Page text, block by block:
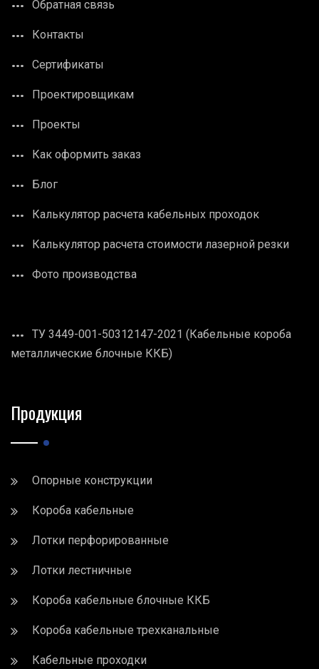
Обратная связь
Контакты
Сертификаты
Проектировщикам
Проекты
Как оформить заказ
Блог
Калькулятор расчета кабельных проходок
Калькулятор расчета стоимости лазерной резки
Фото производства
ТУ 3449-001-50312147-2021 (Кабельные короба
металлические блочные ККБ)
Продукция
Опорные конструкции
Короба кабельные
Лотки перфорированные
Лотки лестничные
Короба кабельные блочные ККБ
Короба кабельные трехканальные
Кабельные проходки